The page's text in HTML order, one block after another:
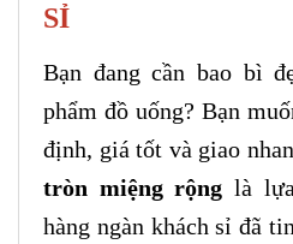
SỈ
Bạn đang cần bao bì
phẩm đồ uống? Bạn
định, giá tốt và giao
tròn miệng rộng là
hàng ngàn khách sỉ đã